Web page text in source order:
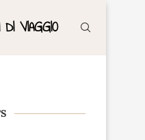
VIAGGIO